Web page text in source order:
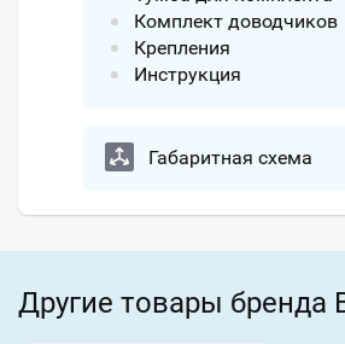
Комплект доводчиков
Крепления
Инструкция
Габаритная схема
Другие товары бренда